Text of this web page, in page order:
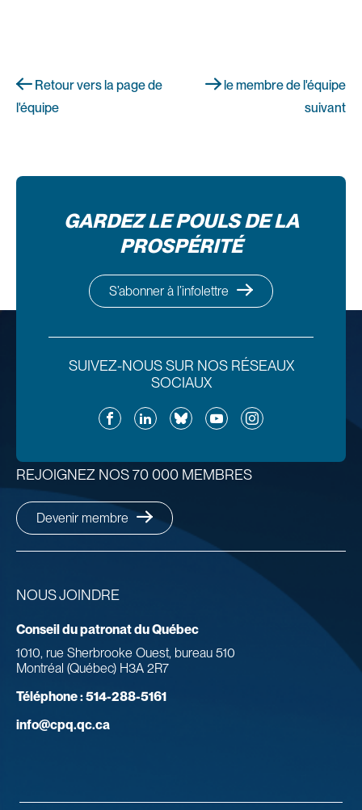
Retour vers la page de
l'équipe
le membre de l'équipe
suivant
GARDEZ LE POULS DE LA
PROSPÉRITÉ
S’abonner à l’infolettre
SUIVEZ-NOUS SUR NOS RÉSEAUX
SOCIAUX
FacebookLinkedInBlueskyYouTubeInstagram
NOUS JOINDRE
Conseil du patronat du Québec
1010, rue Sherbrooke Ouest, bureau 510
Montréal (Québec) H3A 2R7
Téléphone :514-288-5161
info@cpq.qc.ca
REJOIGNEZ NOS 70 000 MEMBRES
Devenir membre